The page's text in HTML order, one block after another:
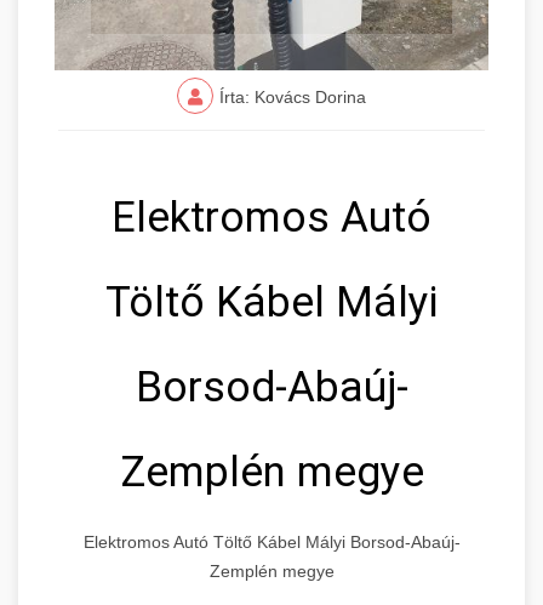
Írta: Kovács Dorina
Elektromos Autó
Töltő Kábel Mályi
Borsod-Abaúj-
Zemplén megye
Elektromos Autó Töltő Kábel Mályi Borsod-Abaúj-
Zemplén megye